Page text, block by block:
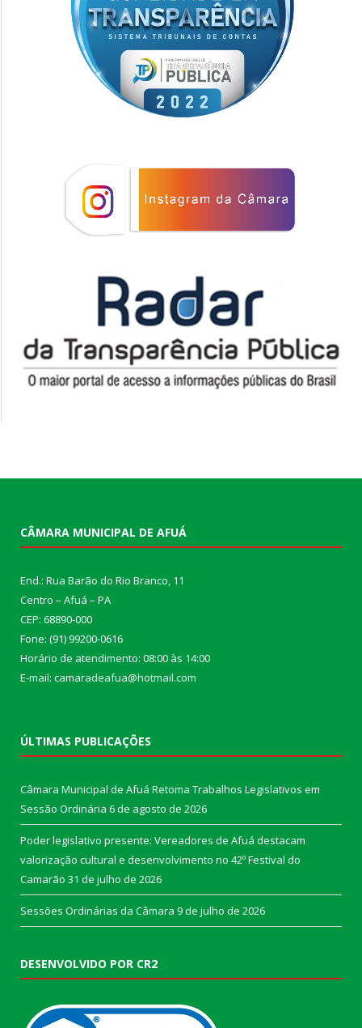
CÂMARA MUNICIPAL DE AFUÁ
End.: Rua Barão do Rio Branco, 11
Centro – Afuá – PA
CEP: 68890-000
Fone: (91) 99200-0616
Horário de atendimento: 08:00 às 14:00
E-mail: camaradeafua@hotmail.com
ÚLTIMAS PUBLICAÇÕES
Câmara Municipal de Afuá Retoma Trabalhos Legislativos em
Sessão Ordinária 6 de agosto de 2026
Poder legislativo presente: Vereadores de Afuá destacam
valorização cultural e desenvolvimento no 42º Festival do
Camarão 31 de julho de 2026
Sessões Ordinárias da Câmara 9 de julho de 2026
DESENVOLVIDO POR CR2